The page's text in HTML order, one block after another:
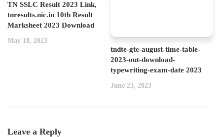
TN SSLC Result 2023 Link,
tnresults.nic.in 10th Result
Marksheet 2023 Download
May 18, 2023
tndte-gte-august-time-table-
2023-out-download-
typewriting-exam-date 2023
June 23, 2023
Leave a Reply